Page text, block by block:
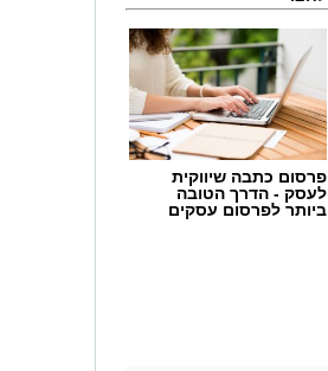
פרסום כתבה שיווקית
לעסק - הדרך הטובה
ביותר לפרסום עסקים